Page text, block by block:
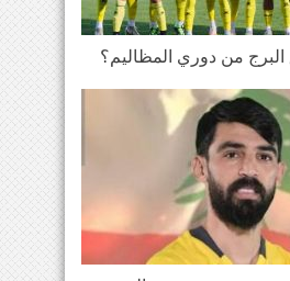
من دوري المظاليم؟